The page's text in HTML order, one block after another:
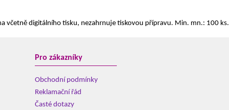
včetně digitálního tisku, nezahrnuje tiskovou přípravu. Min. mn.: 100 ks.
Pro zákazníky
Obchodní podmínky
Reklamační řád
Časté dotazy